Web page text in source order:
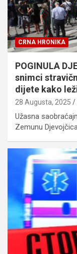
CRNA HRONIKA
POGINULA
snimci
dijete kako
28 Augusta, 2025
Užasna
Zemunu